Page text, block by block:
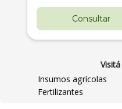
Consultar
Insumos agrícolas
Fertilizantes